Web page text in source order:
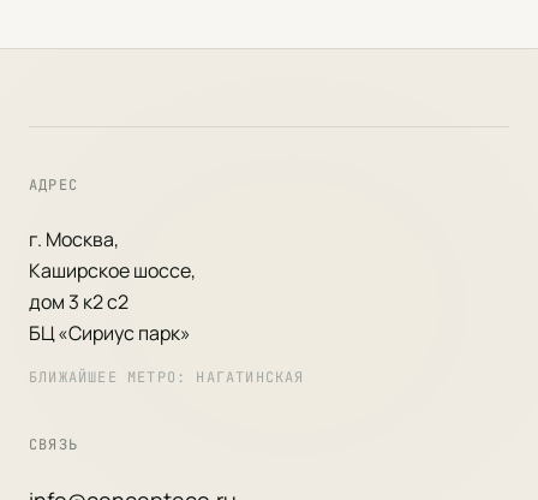
АДРЕС
г. Москва,
Каширское шоссе,
дом 3 к2 с2
БЦ «Сириус парк»
БЛИЖАЙШЕЕ МЕТРО: НАГАТИНСКАЯ
СВЯЗЬ